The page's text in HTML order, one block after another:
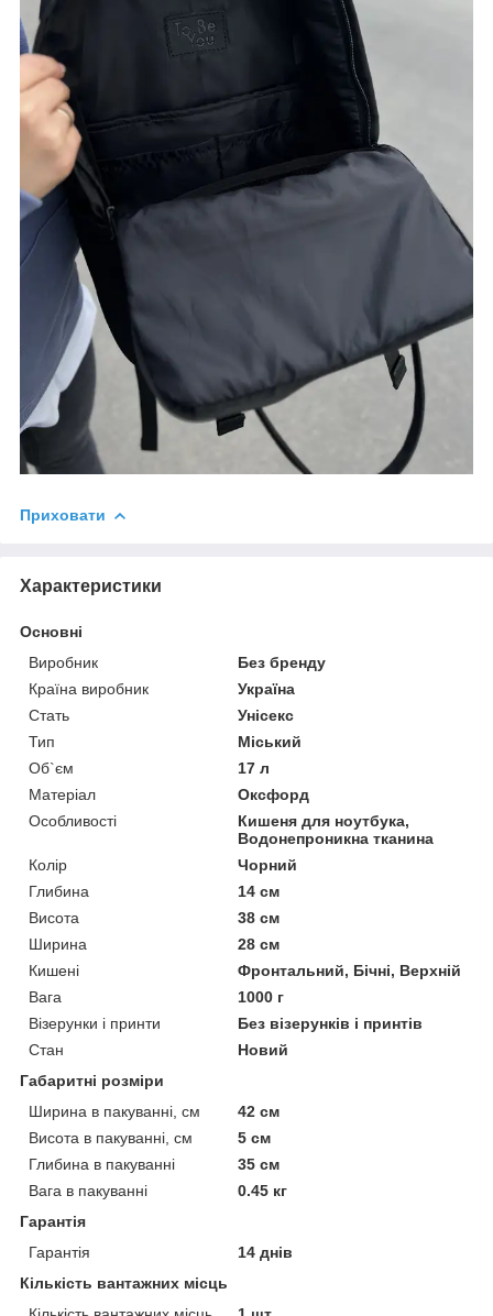
Приховати
Характеристики
Основні
Виробник
Без бренду
Країна виробник
Україна
Стать
Унісекс
Тип
Міський
Об`єм
17 л
Матеріал
Оксфорд
Особливості
Кишеня для ноутбука,
Водонепроникна тканина
Колір
Чорний
Глибина
14 см
Висота
38 см
Ширина
28 см
Кишені
Фронтальний, Бічні, Верхній
Вага
1000 г
Візерунки і принти
Без візерунків і принтів
Стан
Новий
Габаритні розміри
Ширина в пакуванні, см
42 см
Висота в пакуванні, см
5 см
Глибина в пакуванні
35 см
Вага в пакуванні
0.45 кг
Гарантія
Гарантія
14 днів
Кількість вантажних місць